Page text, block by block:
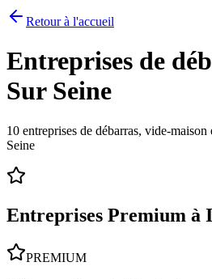
Retour à l'accueil
Entreprises de
Sur Seine
10 entreprises de débarras, vide-maison
Seine
Entreprises Premium à
PREMIUM